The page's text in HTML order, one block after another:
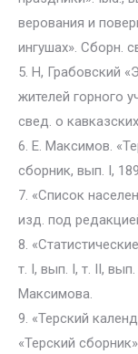
верования и
ингушах». Сборн.
5. Н, Грабовский
жителей горного
свед. о
6. Е. Максимов.
сборник, вып. I,
7. «Список
изд. под
8.
т. I, вып. I, т. II,
Максимова.
9. «Терский
«Терский